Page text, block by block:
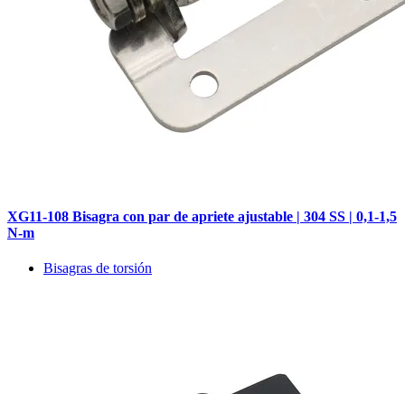
XG11-108 Bisagra con par de apriete ajustable | 304 SS | 0,1-1,5
N-m
Bisagras de torsión